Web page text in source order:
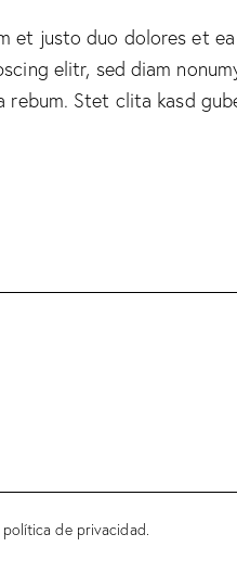
et justo duo dolores et
elitr, sed diam
rebum. Stet clita kasd
de privacidad.